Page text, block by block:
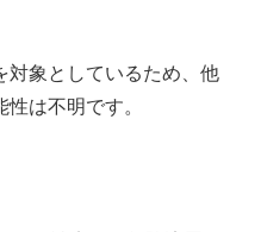
対象としているため、他
は不明です。